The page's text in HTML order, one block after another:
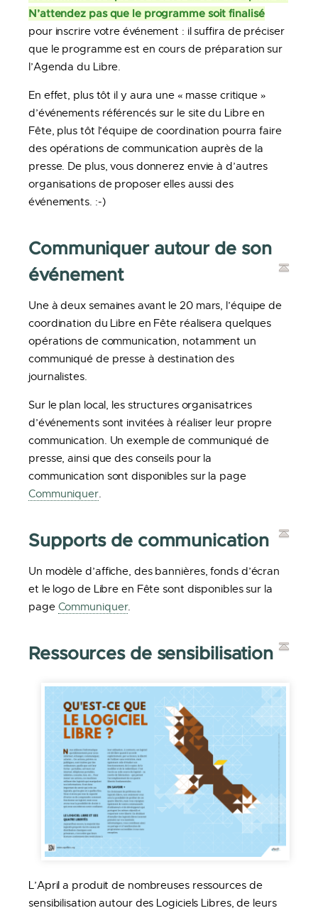
N’attendez pas que le programme soit finalisé
pour inscrire votre événement : il suffira de préciser
que le programme est en cours de préparation sur
l’Agenda du Libre.
En effet, plus tôt il y aura une « masse critique »
d’événements référencés sur le site du Libre en
Fête, plus tôt l’équipe de coordination pourra faire
des opérations de communication auprès de la
presse. De plus, vous donnerez envie à d’autres
organisations de proposer elles aussi des
événements. :-)
Communiquer autour de son
événement
Une à deux semaines avant le 20 mars, l’équipe de
coordination du Libre en Fête réalisera quelques
opérations de communication, notamment un
communiqué de presse à destination des
journalistes.
Sur le plan local, les structures organisatrices
d’événements sont invitées à réaliser leur propre
communication. Un exemple de communiqué de
presse, ainsi que des conseils pour la
communication sont disponibles sur la page
Communiquer.
Supports de communication
Un modèle d’affiche, des bannières, fonds d’écran
et le logo de Libre en Fête sont disponibles sur la
page Communiquer.
Ressources de sensibilisation
L’April a produit de nombreuses ressources de
sensibilisation autour des Logiciels Libres, de leurs